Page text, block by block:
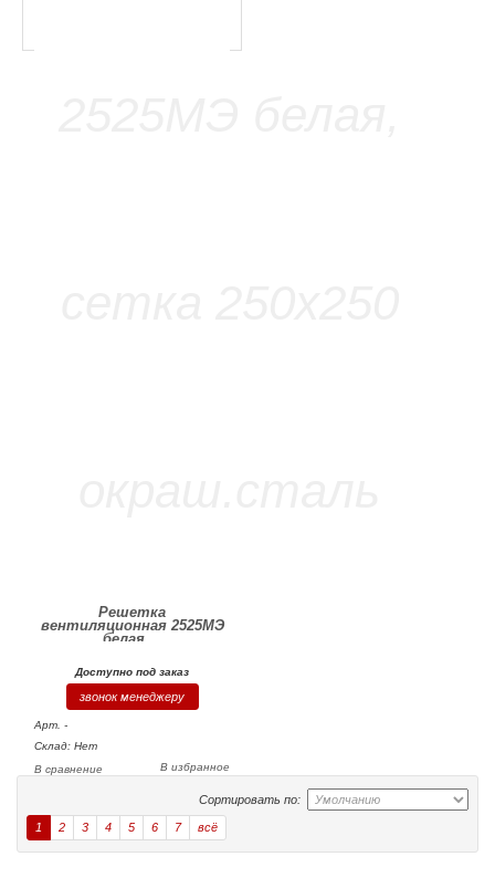
Решетка
вентиляционная 2525МЭ
белая,...
Доступно под заказ
звонок менеджеру
Арт. -
Склад: Нет
В избранное
В сравнение
Сортировать по:
1 2 3 4 5 6 7 всё